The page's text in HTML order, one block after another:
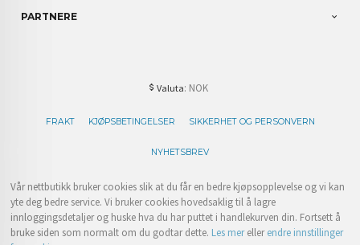
PARTNERE
Valuta: NOK
FRAKT KJØPSBETINGELSER SIKKERHET OG PERSONVERN
NYHETSBREV
Vår nettbutikk bruker cookies slik at du får en bedre kjøpsopplevelse og vi kan
yte deg bedre service. Vi bruker cookies hovedsaklig til å lagre
innloggingsdetaljer og huske hva du har puttet i handlekurven din. Fortsett å
bruke siden som normalt om du godtar dette. Les merellerendre innstillinger